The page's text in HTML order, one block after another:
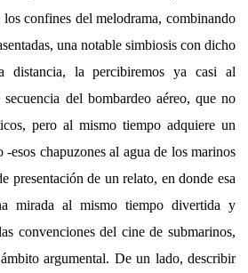
confines del melodrama, combinando
una notable simbiosis con dicho
distancia, la percibiremos ya casi al
del bombardeo aéreo, que no
pero al mismo tiempo adquiere un
esos chapuzones al agua de los marinos
presentación de un relato, en donde esa
mirada al mismo tiempo divertida y
convenciones del cine de submarinos,
argumental. De un lado, describir